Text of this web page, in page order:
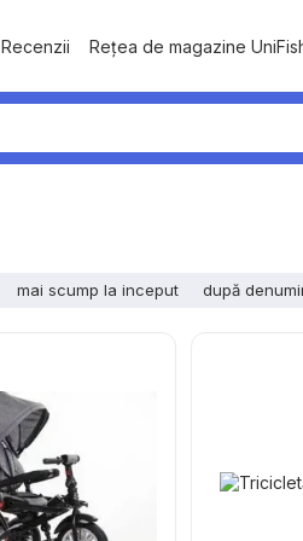
Recenzii Rețea de magazine
mai scump la inceput după